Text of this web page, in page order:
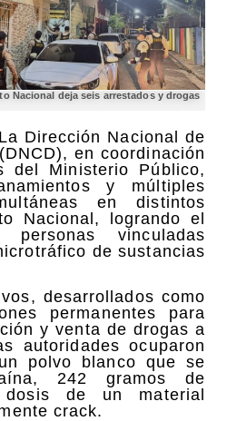
Nacional deja seis arrestados y drogas
La Dirección Nacional de
en coordinación
del Ministerio Público,
y múltiples
en distintos
Nacional, logrando el
vinculadas
de sustancias
desarrollados como
permanentes para
y venta de drogas a
autoridades ocuparon
polvo blanco que se
242 gramos de
de un material
crack.